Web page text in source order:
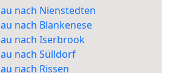
nach Nienstedten
nach Blankenese
nach Iserbrook
nach Sülldorf
nach Rissen